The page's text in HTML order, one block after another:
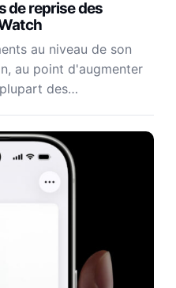
de reprise des
au niveau de son
au point d'augmenter
des…